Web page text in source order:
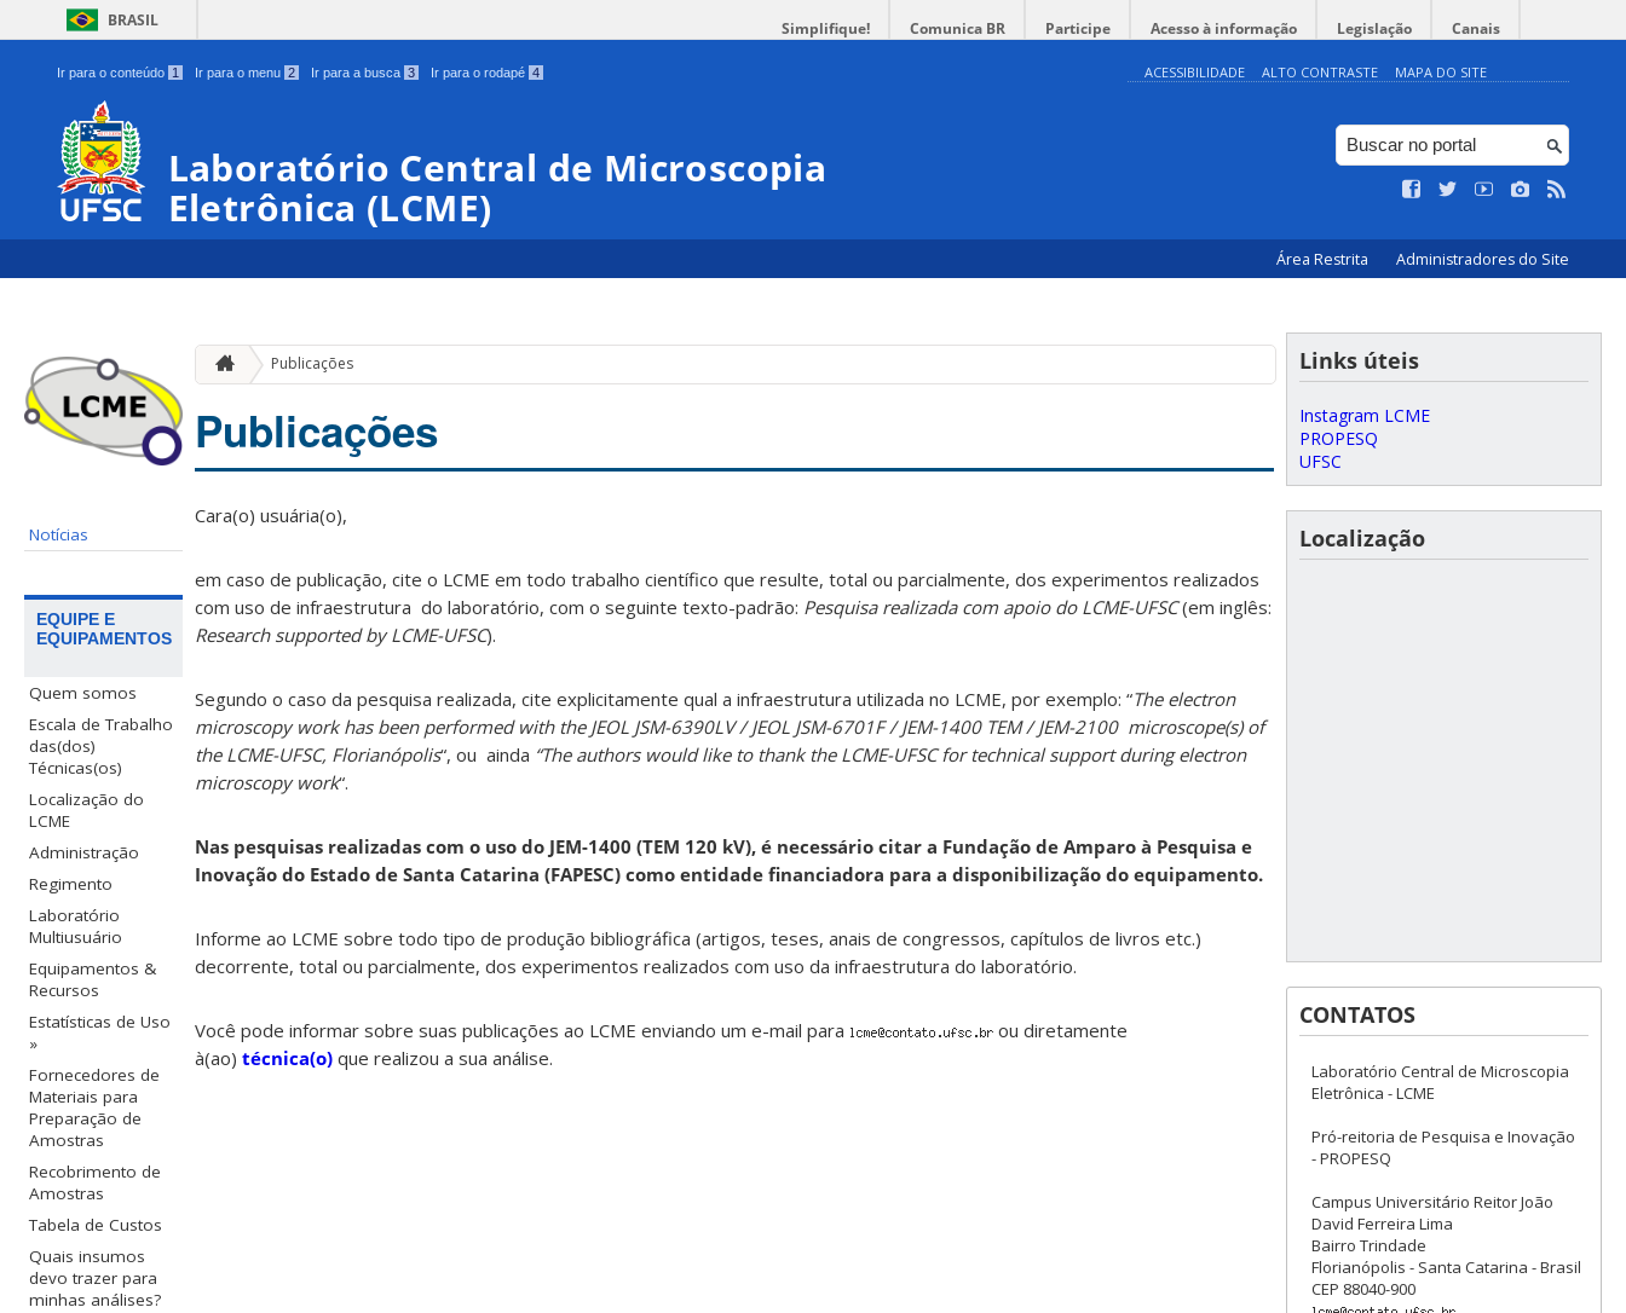
BRASIL Simplifique! Comunica BR Participe Acesso à informação Legislação Canais
Ir para o conteúdo 1 Ir para o menu 2 Ir para a busca 3 Ir para o rodapé 4 ACESSIBILIDADE ALTO CONTRASTE MAPA DO SITE
Laboratório Central de Microscopia
Eletrônica (LCME)
Área Restrita Administradores do Site
Notícias
EQUIPE E
EQUIPAMENTOS
Quem somos
Escala de Trabalho
das(dos)
Técnicas(os)
Localização do
LCME
Administração
Regimento
Laboratório
Multiusuário
Equipamentos &
Recursos
Estatísticas de Uso
»
Fornecedores de
Materiais para
Preparação de
Amostras
Recobrimento de
Amostras
Tabela de Custos
Quais insumos
devo trazer para
minhas análises?
Publicações
Publicações
Cara(o) usuária(o),
em caso de publicação, cite o LCME em todo trabalho científico que resulte, total ou parcialmente, dos experimentos realizados
com uso de infraestrutura do laboratório, com o seguinte texto-padrão: Pesquisa realizada com apoio do LCME-UFSC(em inglês:
Research supported by LCME-UFSC).
Segundo o caso da pesquisa realizada, cite explicitamente qual a infraestrutura utilizada no LCME, por exemplo: “The electron
microscopy work has been performed with the JEOL JSM-6390LV / JEOL JSM-6701F / JEM-1400 TEM / JEM-2100 microscope(s) of
the LCME-UFSC, Florianópolis“, ou ainda “The authors would like to thank the LCME-UFSC for technical support during electron
microscopy work“.
Nas pesquisas realizadas com o uso do JEM-1400 (TEM 120 kV), é necessário citar a Fundação de Amparo à Pesquisa e
Inovação do Estado de Santa Catarina (FAPESC) como entidade financiadora para a disponibilização do equipamento.
Informe ao LCME sobre todo tipo de produção bibliográfica (artigos, teses, anais de congressos, capítulos de livros etc.)
decorrente, total ou parcialmente, dos experimentos realizados com uso da infraestrutura do laboratório.
Você pode informar sobre suas publicações ao LCME enviando um e-mail para
ou diretamente
à(ao) técnica(o)que realizou a sua análise.
Links úteis
Instagram LCME
PROPESQ
UFSC
Localização
CONTATOS
Laboratório Central de Microscopia
Eletrônica - LCME
Pró-reitoria de Pesquisa e Inovação
- PROPESQ
Campus Universitário Reitor João
David Ferreira Lima
Bairro Trindade
Florianópolis - Santa Catarina - Brasil
CEP 88040-900